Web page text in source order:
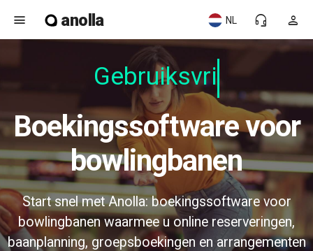
menu anolla person
headset_mic
NL
Gebruiksvrie
Boekingssoftware voor
bowlingbanen
Start snel met Anolla: boekingssoftware voor
bowlingbanen waarmee u online reserveringen,
baanplanning, groepsboekingen en arrangementen